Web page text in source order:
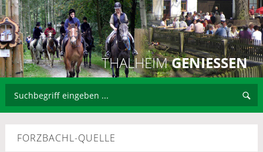
THALHEIMGENIESSEN
FORZBACHL-QUELLE